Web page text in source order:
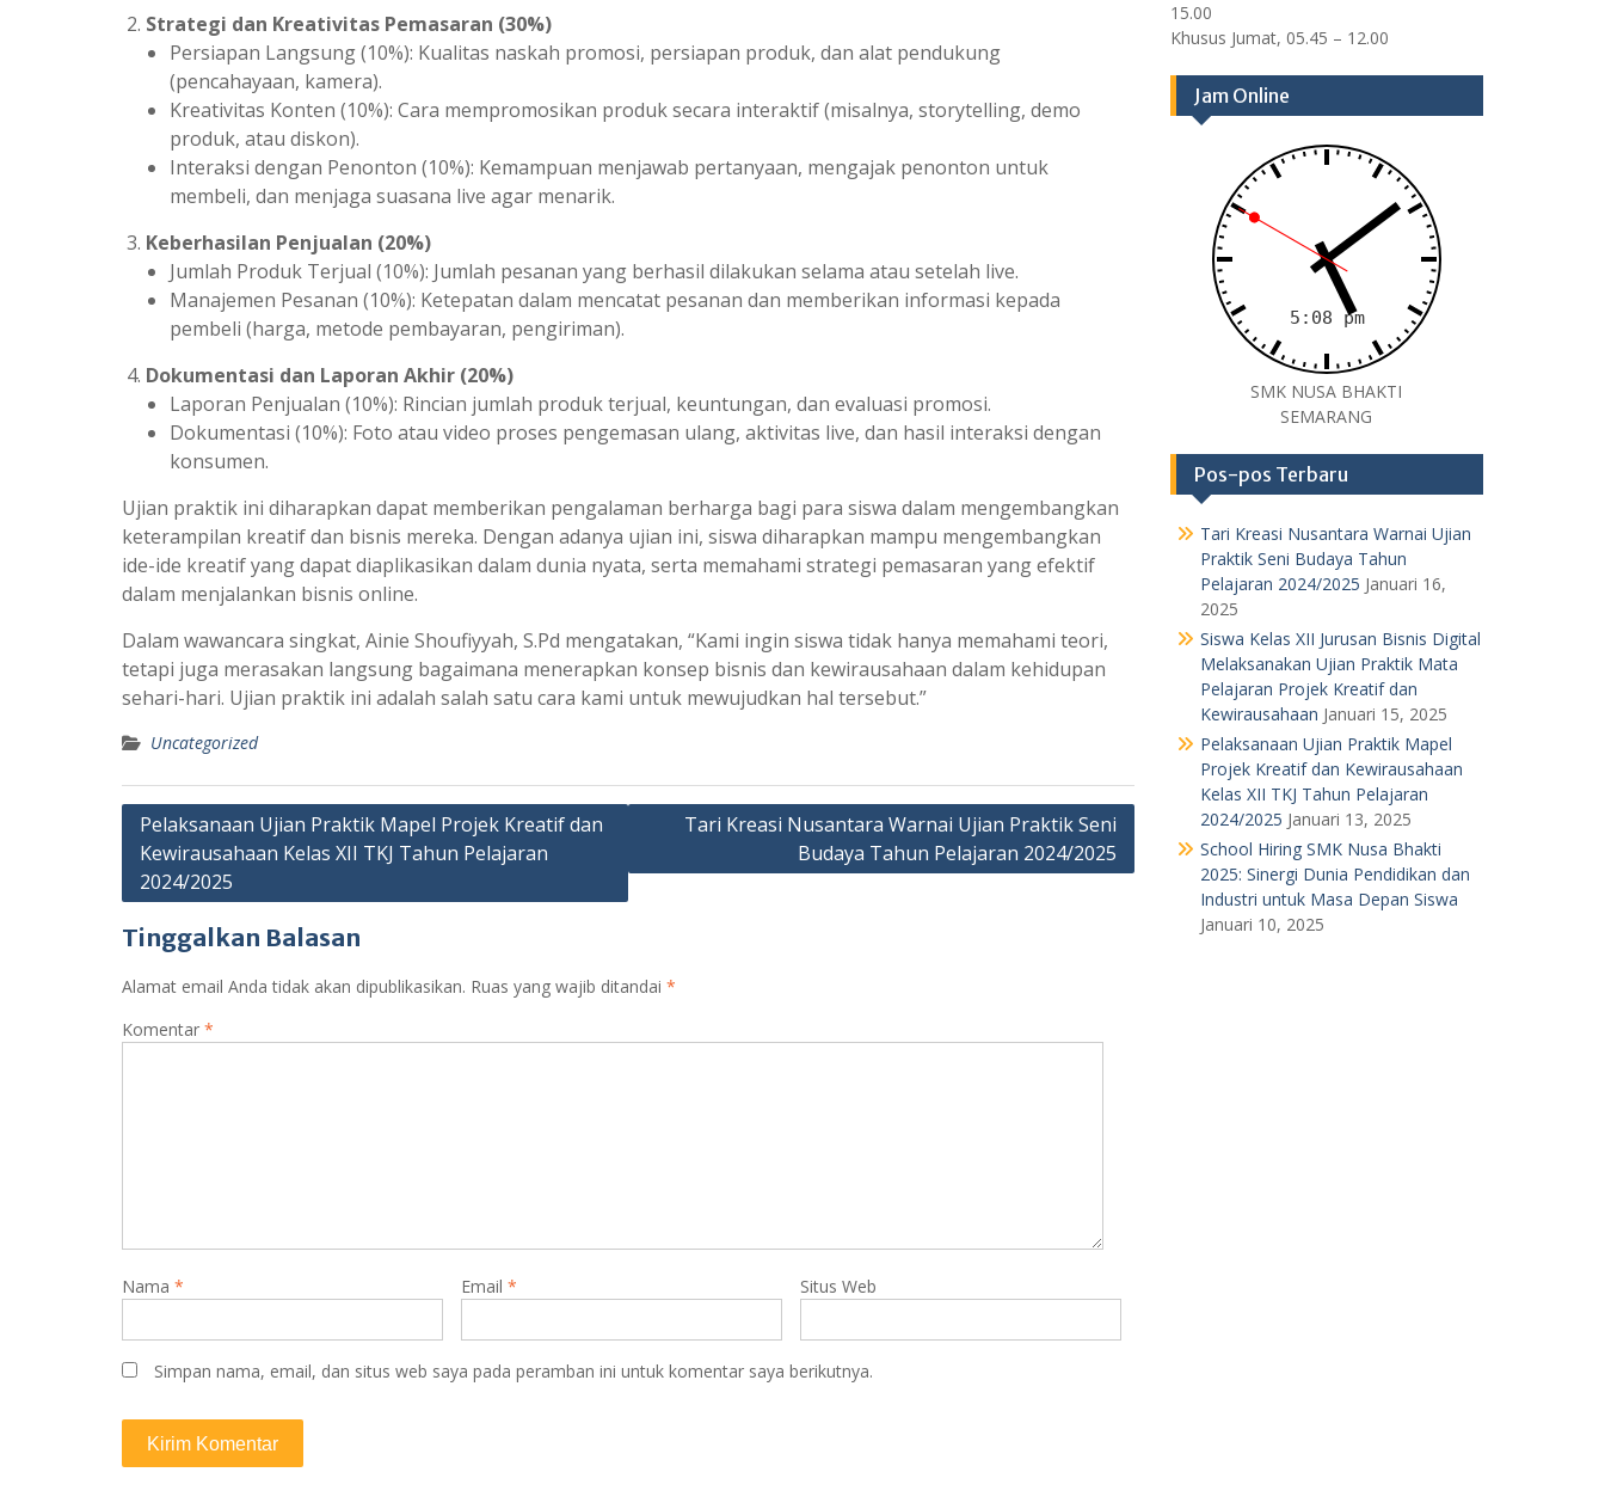
Strategi dan Kreativitas Pemasaran (30%)
Persiapan Langsung (10%): Kualitas naskah promosi, persiapan produk, dan alat pendukung
(pencahayaan, kamera).
Kreativitas Konten (10%): Cara mempromosikan produk secara interaktif (misalnya, storytelling, demo
produk, atau diskon).
Interaksi dengan Penonton (10%): Kemampuan menjawab pertanyaan, mengajak penonton untuk
membeli, dan menjaga suasana live agar menarik.
Keberhasilan Penjualan (20%)
Jumlah Produk Terjual (10%): Jumlah pesanan yang berhasil dilakukan selama atau setelah live.
Manajemen Pesanan (10%): Ketepatan dalam mencatat pesanan dan memberikan informasi kepada
pembeli (harga, metode pembayaran, pengiriman).
Dokumentasi dan Laporan Akhir (20%)
Laporan Penjualan (10%): Rincian jumlah produk terjual, keuntungan, dan evaluasi promosi.
Dokumentasi (10%): Foto atau video proses pengemasan ulang, aktivitas live, dan hasil interaksi dengan
konsumen.
Ujian praktik ini diharapkan dapat memberikan pengalaman berharga bagi para siswa dalam mengembangkan
keterampilan kreatif dan bisnis mereka. Dengan adanya ujian ini, siswa diharapkan mampu mengembangkan
ide-ide kreatif yang dapat diaplikasikan dalam dunia nyata, serta memahami strategi pemasaran yang efektif
dalam menjalankan bisnis online.
Dalam wawancara singkat, Ainie Shoufiyyah, S.Pd mengatakan, “Kami ingin siswa tidak hanya memahami teori,
tetapi juga merasakan langsung bagaimana menerapkan konsep bisnis dan kewirausahaan dalam kehidupan
sehari-hari. Ujian praktik ini adalah salah satu cara kami untuk mewujudkan hal tersebut.”
Uncategorized
Navigasi
pos
Pelaksanaan Ujian Praktik Mapel Projek Kreatif dan
Kewirausahaan Kelas XII TKJ Tahun Pelajaran
2024/2025
Tari Kreasi Nusantara Warnai Ujian Praktik Seni
Budaya Tahun Pelajaran 2024/2025
Tinggalkan Balasan
Alamat email Anda tidak akan dipublikasikan. Ruas yang wajib ditandai *
Komentar *
Nama * Email * Situs Web
Simpan nama, email, dan situs web saya pada peramban ini untuk komentar saya berikutnya.
15.00
Khusus Jumat, 05.45 – 12.00
Jam Online
SMK NUSA BHAKTI
SEMARANG
Pos-pos Terbaru
Tari Kreasi Nusantara Warnai Ujian
Praktik Seni Budaya Tahun
Pelajaran 2024/2025 Januari 16,
2025
Siswa Kelas XII Jurusan Bisnis Digital
Melaksanakan Ujian Praktik Mata
Pelajaran Projek Kreatif dan
Kewirausahaan Januari 15, 2025
Pelaksanaan Ujian Praktik Mapel
Projek Kreatif dan Kewirausahaan
Kelas XII TKJ Tahun Pelajaran
2024/2025 Januari 13, 2025
School Hiring SMK Nusa Bhakti
2025: Sinergi Dunia Pendidikan dan
Industri untuk Masa Depan Siswa
Januari 10, 2025